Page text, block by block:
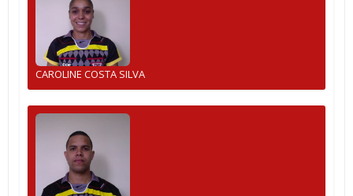
CAROLINE COSTA SILVA